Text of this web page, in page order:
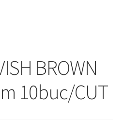
BROWN
10buc/CUT